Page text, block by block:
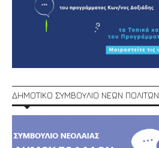
ΔΗΜΟΤΙΚΟ ΣΥΜΒΟΥΛΙΟ ΝΕΩΝ ΠΟΛΙΤΩΝ